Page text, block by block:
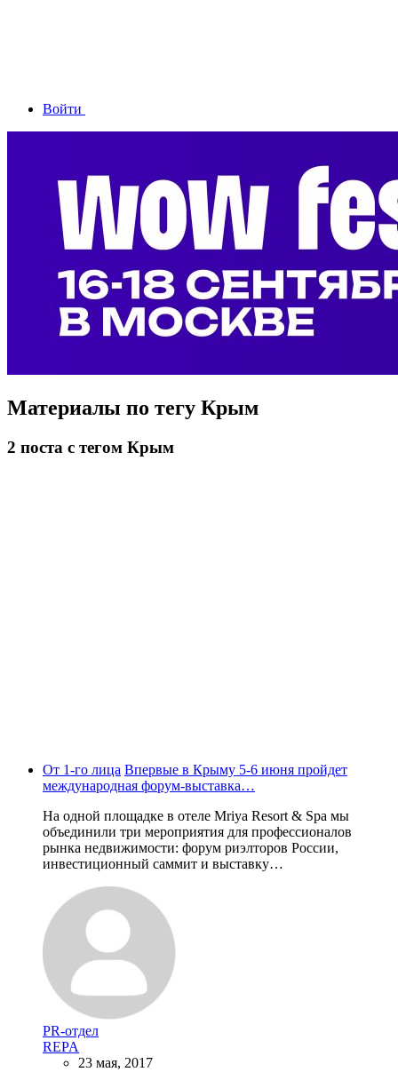
Войти
Материалы по тегу Крым
2 поста с тегом Крым
От 1-го лица Впервые в Крыму 5-6 июня пройдет
международная форум-выставка…
На одной площадке в отеле Mriya Resort & Spa мы
объединили три мероприятия для профессионалов
рынка недвижимости: форум риэлторов России,
инвестиционный саммит и выставку…
PR-отдел
REPA
23 мая, 2017